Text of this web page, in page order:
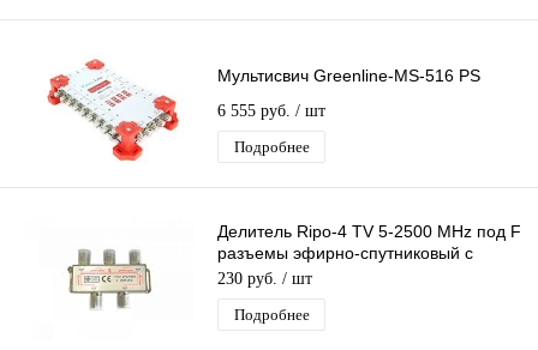
Мультисвич Greenline-MS-516 PS
6 555 руб. / шт
Подробнее
Делитель Ripo-4 TV 5-2500 MHz под F
разъемы эфирно-спутниковый с
проходом питания 1 вход 4 выхода
230 руб. / шт
Подробнее